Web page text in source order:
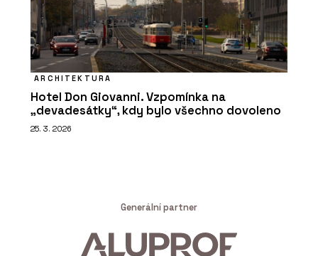
ARCHITEKTURA
Hotel Don Giovanni. Vzpomínka na
„devadesátky“, kdy bylo všechno dovoleno
25. 3. 2026
Generální partner